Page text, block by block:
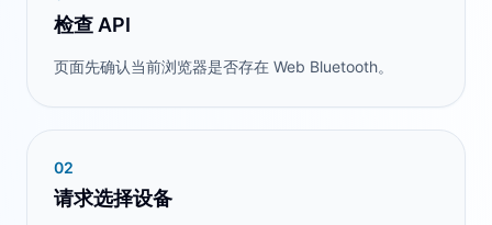
检查 API
页面先确认当前浏览器是否存在 Web Bluetooth。
02
请求选择设备